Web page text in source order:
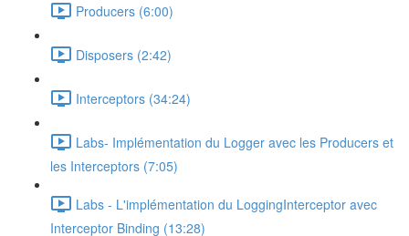
Producers (6:00)
Disposers (2:42)
Interceptors (34:24)
Labs- Implémentation du Logger avec les Producers et
les Interceptors (7:05)
Labs - L'implémentation du LoggingInterceptor avec
Interceptor Binding (13:28)